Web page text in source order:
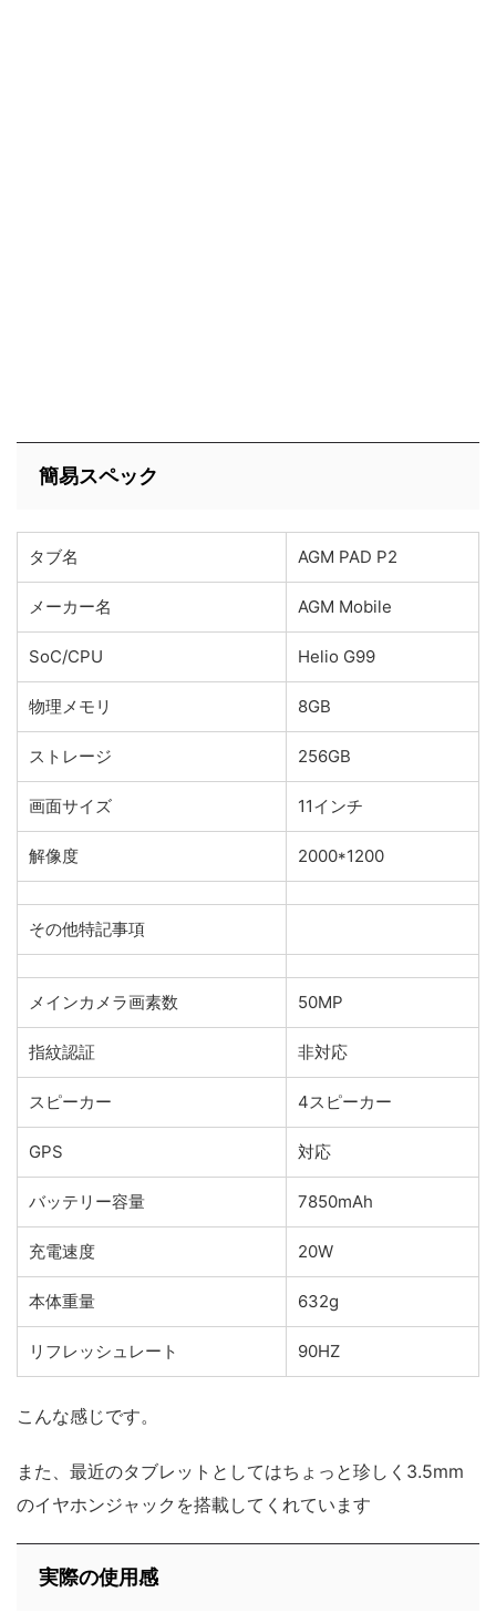
簡易スペック
タブ名 AGM PAD P2
メーカー名 AGM Mobile
SoC/CPU Helio G99
物理メモリ 8GB
ストレージ 256GB
画面サイズ 11インチ
解像度 2000*1200
その他特記事項
メインカメラ画素数 50MP
指紋認証 非対応
スピーカー 4スピーカー
GPS 対応
バッテリー容量 7850mAh
充電速度 20W
本体重量 632g
リフレッシュレート 90HZ
こんな感じです。
また、最近のタブレットとしてはちょっと珍しく3.5mm
のイヤホンジャックを搭載してくれています
実際の使用感